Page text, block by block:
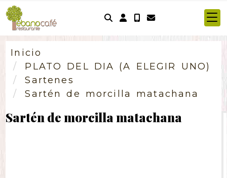
Identifícate
Inicio
PLATO DEL DIA (A ELEGIR UNO)
Sartenes
Sartén de morcilla matachana
Sartén de morcilla matachana